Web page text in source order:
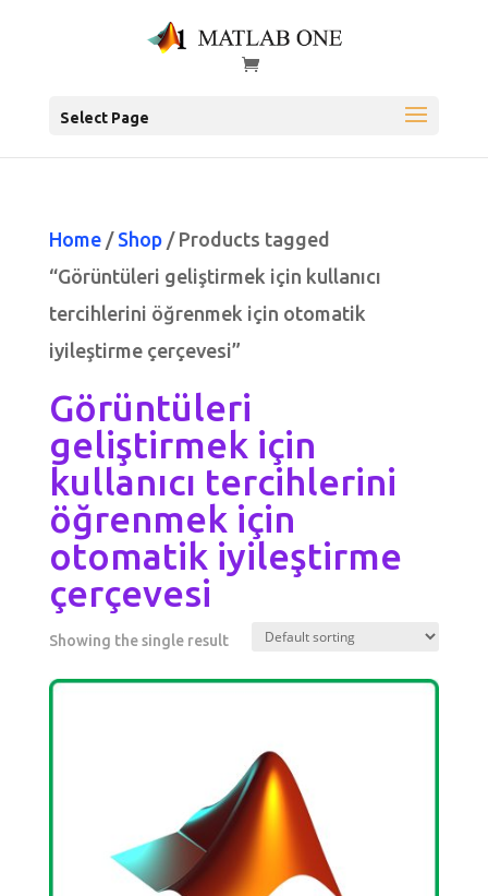
Select Page
Home/ Shop/ Products tagged
“Görüntüleri geliştirmek için kullanıcı
tercihlerini öğrenmek için otomatik
iyileştirme çerçevesi”
Görüntüleri
geliştirmek için
kullanıcı tercihlerini
öğrenmek için
otomatik iyileştirme
çerçevesi
Showing the single result